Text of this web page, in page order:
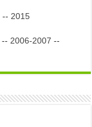
-- 2015
-- 2006-2007 --